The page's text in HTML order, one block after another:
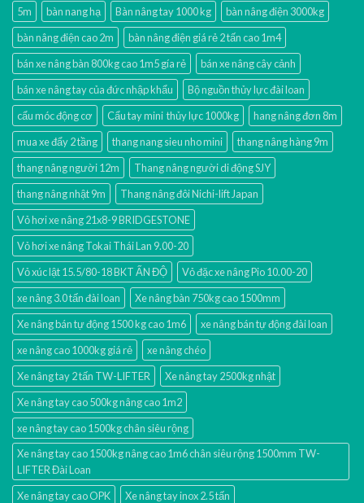
5m bàn nang hạ Bàn nâng tay 1000 kg
bàn nâng điện 3000kg
bàn nâng điện cao 2m
bàn nâng điện giá rẻ 2 tấn cao 1m4
bán xe nâng bàn 800kg cao 1m5 gía rẻ
bán xe nâng cây cảnh
bán xe nâng tay của đức nhập khẩu
Bộ nguồn thủy lực đài loan
cẩu móc động cơ
Cẩu tay mini thủy lực 1000kg
hang nâng đơn 8m
mua xe đẩy 2 tầng
thang nang sieu nho mini
thang nâng hàng 9m
thang nâng người 12m
Thang nâng người di động SJY
thang nâng nhật 9m
Thang nâng đôi Nichi-lift Japan
Vỏ hơi xe nâng 21x8-9 BRIDGESTONE
Vỏ hơi xe nâng Tokai Thái Lan 9.00-20
Vỏ xúc lật 15.5/80-18 BKT ẤN ĐỘ
Vỏ đặc xe nâng Pio 10.00-20
xe nâng 3.0 tấn đài loan
Xe nâng bàn 750kg cao 1500mm
Xe nâng bán tự động 1500 kg cao 1m6
xe nâng bán tự động đài loan
xe nâng cao 1000kg giá rẻ
xe nâng chéo
Xe nâng tay 2 tấn TW-LIFTER
Xe nâng tay 2500kg nhật
Xe nâng tay cao 500kg nâng cao 1m2
xe nâng tay cao 1500kg chân siêu rộng
Xe nâng tay cao 1500kg nâng cao 1m6 chân siêu rộng 1500mm TW-
LIFTER Đài Loan
Xe nâng tay cao OPK
Xe nâng tay inox 2.5 tấn